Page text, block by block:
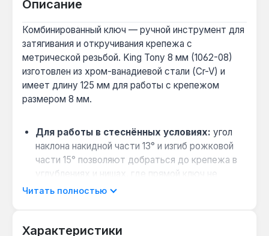
Описание
Комбинированный ключ — ручной инструмент для
затягивания и откручивания крепежа с
метрической резьбой. King Tony 8 мм (1062-08)
изготовлен из хром-ванадиевой стали (Cr-V) и
имеет длину 125 мм для работы с крепежом
размером 8 мм.
Для работы в стеснённых условиях: угол
наклона накидной части 13° и изгиб рожковой
части 15° позволяют добраться до крепежа в
углублениях и нишах, где прямой ключ не
помещается.
корпуса делает ключ на 20% легче
Читать полностью
Характеристики